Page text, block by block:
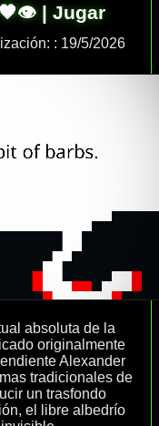
| Jugar
: 19/5/2026
absoluta de la
originalmente
Alexander
tradicionales de
un trasfondo
el libre albedrío